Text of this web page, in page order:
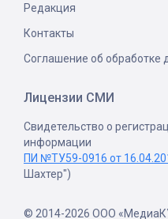
Редакция
Контакты
Соглашение об обработке
Лицензии СМИ
Свидетельство о
информации
ПИ №ТУ59-0916 от
Шахтер")
© 2014-2026 ООО